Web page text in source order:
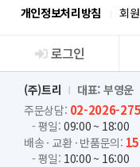
개인정보처리방침 회
로그인
(주)트리
대표: 부영운
주문상담: 02-2026-
- 평일: 09:00 ~ 18:00
배송 · 교환 · 반품문의:
- 평일: 10:00 ~ 16:00